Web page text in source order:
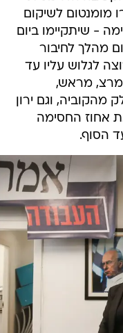
מומנטום לשיקום
- שיתקיימו ביום
מהלך לחיבור
לגלוש עליו עד
מרצ, מראש,
וגם ירון
אחוז החסימה
הסוף.